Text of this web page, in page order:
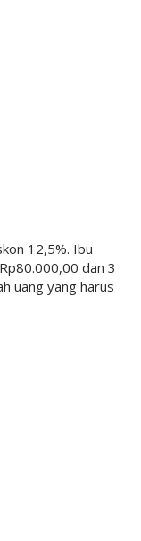
12,5%. Ibu
dan 3
uang yang harus